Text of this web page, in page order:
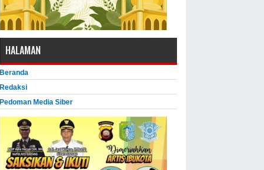
HALAMAN
Beranda
Redaksi
Pedoman Media Siber